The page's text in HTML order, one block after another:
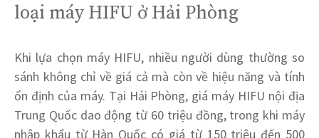
loại máy HIFU ở Hải Phòng
Khi lựa chọn máy HIFU, nhiều người dùng thường so
sánh không chỉ về giá cả mà còn về hiệu năng và tính
ổn định của máy. Tại Hải Phòng, giá máy HIFU nội địa
Trung Quốc dao động từ 60 triệu đồng, trong khi máy
nhập khẩu từ Hàn Quốc có giá từ 150 triệu đến 500